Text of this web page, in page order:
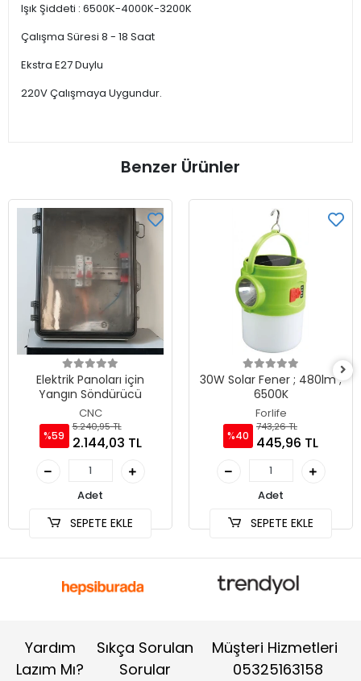
Işık Şiddeti : 6500K-4000K-3200K
Çalışma Süresi 8 - 18 Saat
Ekstra E27 Duylu
220V Çalışmaya Uygundur.
Benzer Ürünler
Elektrik Panoları için
Yangın Söndürücü
CNC
%59
5.240,95 TL
2.144,03 TL
Adet
SEPETE EKLE
30W Solar Fener ; 480lm ;
6500K
Forlife
%40
743,26 TL
445,96 TL
Adet
SEPETE EKLE
Yardım
Lazım Mı?
Sıkça Sorulan
Sorular
Müşteri Hizmetleri
05325163158